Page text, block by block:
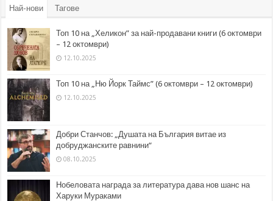
Най-нови Тагове
Топ 10 на „Хеликон” за най-продавани книги (6 октомври
– 12 октомври)
12.10.2025
Топ 10 на „Ню Йорк Таймс” (6 октомври – 12 октомври)
12.10.2025
Добри Станчов: „Душата на България витае из
добруджанските равнини“
08.10.2025
Нобеловата награда за литература дава нов шанс на
Харуки Мураками